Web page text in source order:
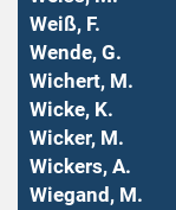
Weiß, F.
Wende, G.
Wichert, M.
Wicke, K.
Wicker, M.
Wickers, A.
Wiegand, M.